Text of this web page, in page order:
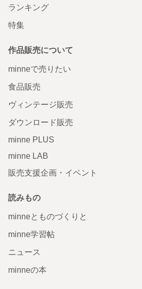
ランキング
特集
作品販売について
minneで売りたい
食品販売
ヴィンテージ販売
ダウンロード販売
minne PLUS
minne LAB
販売支援企画・イベント
読みもの
minneとものづくりと
minne学習帖
ニュース
minneの本